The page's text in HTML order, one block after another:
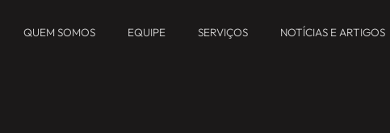
QUEM SOMOS EQUIPE SERVIÇOS NOTÍCIAS E ARTIGOS